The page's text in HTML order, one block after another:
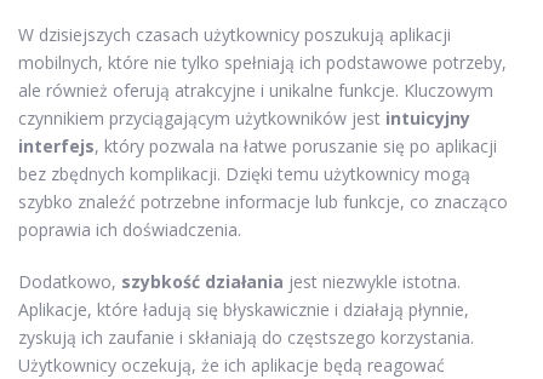
W dzisiejszych czasach użytkownicy poszukują aplikacji
mobilnych, które nie tylko spełniają ich podstawowe potrzeby,
ale również oferują atrakcyjne i unikalne funkcje. Kluczowym
czynnikiem przyciągającym użytkowników jest intuicyjny
interfejs, który pozwala na łatwe poruszanie się po aplikacji
bez zbędnych komplikacji. Dzięki temu użytkownicy mogą
szybko znaleźć potrzebne informacje lub funkcje, co znacząco
poprawia ich doświadczenia.
Dodatkowo, szybkość działania jest niezwykle istotna.
Aplikacje, które ładują się błyskawicznie i działają płynnie,
zyskują ich zaufanie i skłaniają do częstszego korzystania.
Użytkownicy oczekują, że ich aplikacje będą reagować